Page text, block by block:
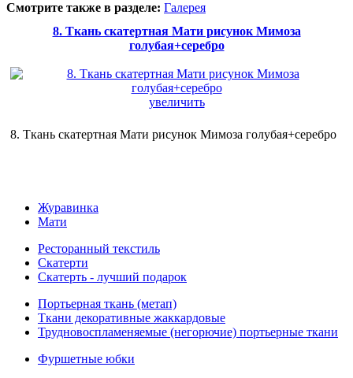
Смотрите также в разделе: Галерея
8. Ткань скатертная Мати рисунок Мимоза
голубая+серебро
увеличить
8. Ткань скатертная Мати рисунок Мимоза голубая+серебро
Журавинка
Мати
Ресторанный текстиль
Скатерти
Скатерть - лучший подарок
Портьерная ткань (метап)
Ткани декоративные жаккардовые
Трудновоспламеняемые (негорючие) портьерные ткани
Фуршетные юбки